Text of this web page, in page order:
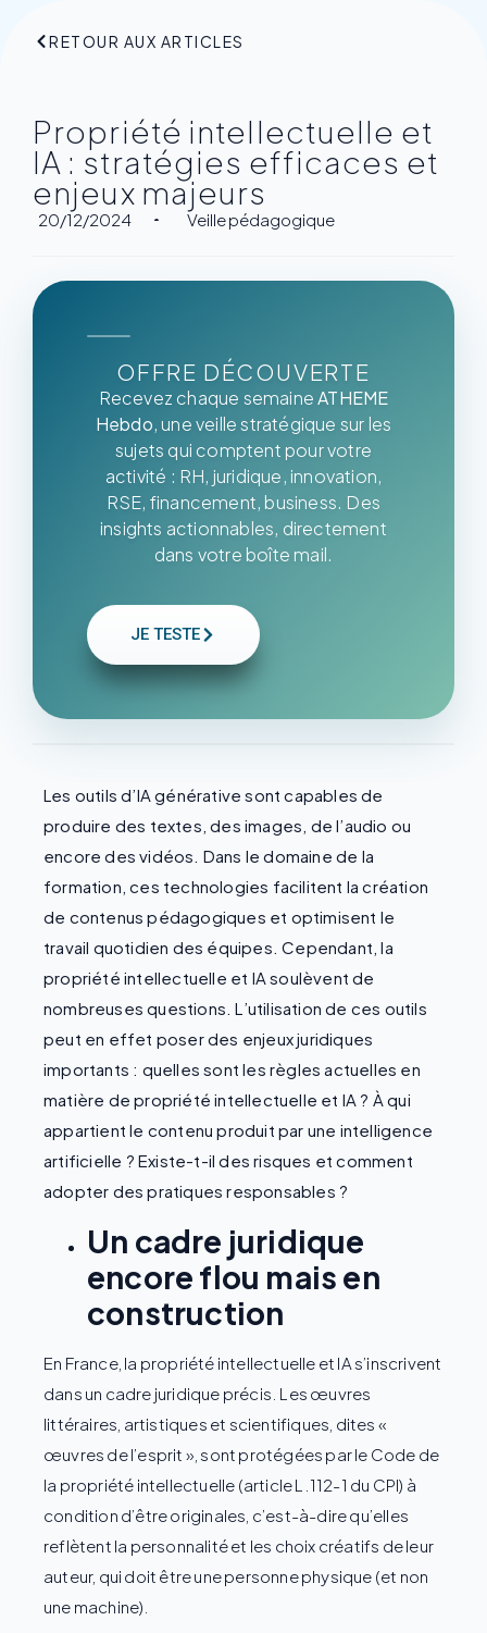
RETOUR AUX ARTICLES
Propriété intellectuelle et
IA : stratégies efficaces et
enjeux majeurs
20/12/2024 Veille pédagogique
OFFRE DÉCOUVERTE
Recevez chaque semaineATHEME
Hebdo, une veille stratégique sur les
sujets qui comptent pour votre
activité : RH, juridique, innovation,
RSE, financement, business. Des
insights actionnables, directement
dans votre boîte mail.
JE TESTE
Les outils d’IA générative sont capables de
produire des textes, des images, de l’audio ou
encore des vidéos. Dans le domaine de la
formation, ces technologies facilitent la création
de contenus pédagogiques et optimisent le
travail quotidien des équipes. Cependant, la
propriété intellectuelle et IA soulèvent de
nombreuses questions. L’utilisation de ces outils
peut en effet poser des enjeux juridiques
importants : quelles sont les règles actuelles en
matière de propriété intellectuelle et IA ? À qui
appartient le contenu produit par une intelligence
artificielle ? Existe-t-il des risques et comment
adopter des pratiques responsables ?
Un cadre juridique
encore flou mais en
construction
En France, la propriété intellectuelle et IA s’inscrivent
dans un cadre juridique précis. Les œuvres
littéraires, artistiques et scientifiques, dites «
œuvres de l’esprit », sont protégées par le Code de
la propriété intellectuelle (article L.112-1 du CPI) à
condition d’être originales, c’est-à-dire qu’elles
reflètent la personnalité et les choix créatifs de leur
auteur, qui doit être une personne physique (et non
une machine).